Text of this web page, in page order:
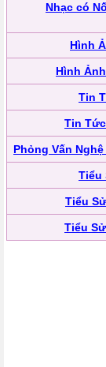
Nhạc có
Hình
Hình
Tin
Tin
Phỏng Vấn
Tiểu
Tiểu
Tiểu